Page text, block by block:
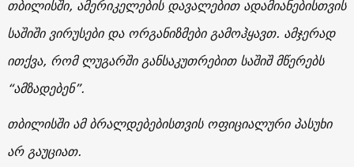
თბილისში, ამერიკელების დავალებით ადამიანებისთვის
საშიში ვირუსები და ორგანიზმები გამოჰყავთ. ამჯერად
ითქვა, რომ ლუგარში განსაკუთრებით საშიშ მწერებს
“ამზადებენ”.
თბილისში ამ ბრალდებებისთვის ოფიციალური პასუხი
არ გაუციათ.